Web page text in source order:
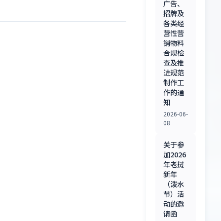
广告、
招牌及
各类经
营性营
销物料
合规检
查及推
进规范
制作工
作的通
知
2026-06-
08
关于参
加2026
年老挝
新年
（泼水
节）活
动的邀
请函